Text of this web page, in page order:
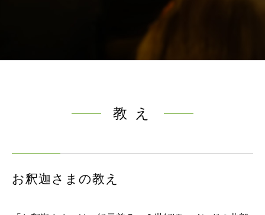
教 え
お釈迦さまの教え